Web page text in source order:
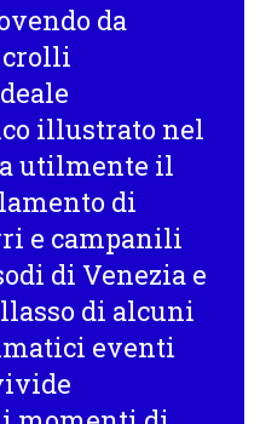
da
illustrato nel
utilmente il
di
e campanili
di Venezia e
di alcuni
eventi